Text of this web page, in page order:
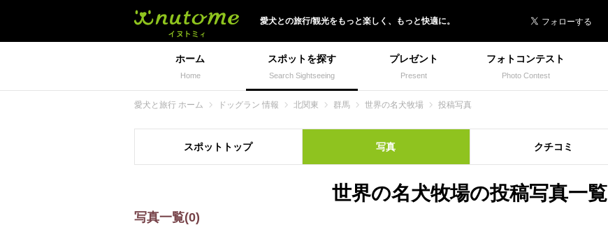
愛犬との旅行/観光をもっと楽しく、 もっと快適に。
ホーム
Home
スポットを探す
Search Sightseeing
プレゼント
Present
フォトコンテスト
Photo Contest
愛犬と旅行 ホーム ドッグラン 情報 北関東 群馬 世界の名犬牧場 投稿写真
スポット トップ 写真 クチコミ
世界の名犬牧場の投稿写真一覧
写真一覧(0)